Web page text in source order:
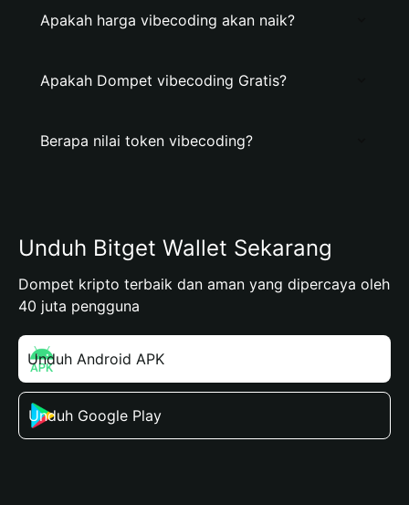
Apakah harga vibecoding akan naik?
Apakah Dompet vibecoding Gratis?
Berapa nilai token vibecoding?
Unduh Bitget Wallet Sekarang
Dompet kripto terbaik dan aman yang dipercaya oleh
40 juta pengguna
Unduh Android APK
Unduh Google Play